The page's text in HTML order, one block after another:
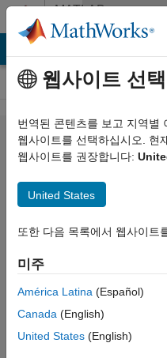
콘텐츠로 바로 가기
MATLAB
Answers
License
for
downlevel
versions
John
Fisher
2019 5월
29
업데이트
웹사이트 선택
번역된 콘텐츠를 보고 지역별
웹사이트를 선택하십시오. 현
웹사이트를 권장합니다:
United States
또한 다음 목록에서 웹사이트
미주
América Latina (Español)
Canada (English)
United States (English)